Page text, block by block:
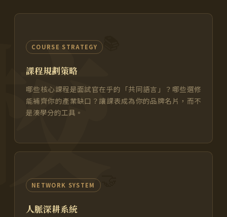
COURSE STRATEGY
課程規劃策略
哪些核心課程是面試官在乎的「共同語言」？哪些選修
能補齊你的產業缺口？讓課表成為你的品牌名片，而不
是湊學分的工具。
NETWORK SYSTEM 🤝
人脈深耕系統